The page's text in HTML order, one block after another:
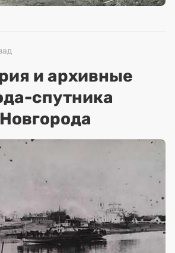
и архивные
спутника